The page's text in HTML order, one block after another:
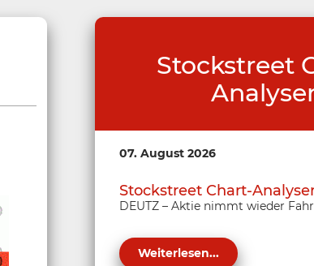
Stockstreet
07. August 2026
Stockstreet Chart-
DEUTZ – Aktie nimmt wieder
Weiterlesen...